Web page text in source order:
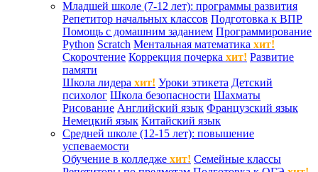
Младшей школе (7-12 лет): программы развития
Репетитор начальных классов Подготовка к ВПР
Помощь с домашним заданием Программирование
Python Scratch Ментальная математика хит!
Скорочтение Коррекция почерка хит! Развитие
памяти
Школа лидера хит! Уроки этикета Детский
психолог Школа безопасности Шахматы
Рисование Английский язык Французский язык
Немецкий язык Китайский язык
Средней школе (12-15 лет): повышение
успеваемости
Обучение в колледже хит! Семейные классы